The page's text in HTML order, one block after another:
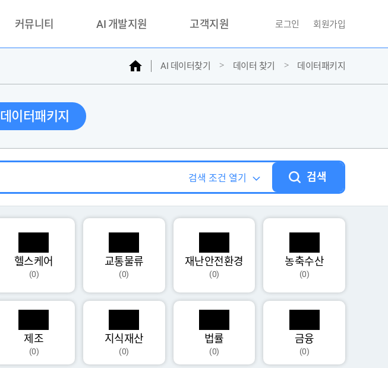
커뮤니티
활용성과 우수사례
품질가이드
AI 개발지원
AI데이터 거래소
고객지원
문의하기
자주찾는질문
로그인 회원가입
홈 AI 데이터찾기 데이터 찾기 데이터패키지
데이터패키지
검색 조건 열기 검색
헬스케어
(0)
교통물류
(0)
재난안전환경
(0)
농축수산
(0)
제조
(0)
지식재산
(0)
법률
(0)
금융
(0)